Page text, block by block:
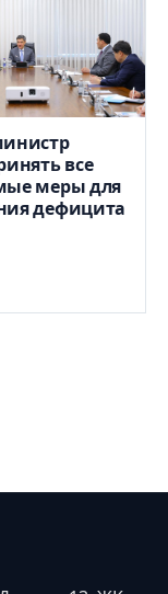
все
меры для
дефицита